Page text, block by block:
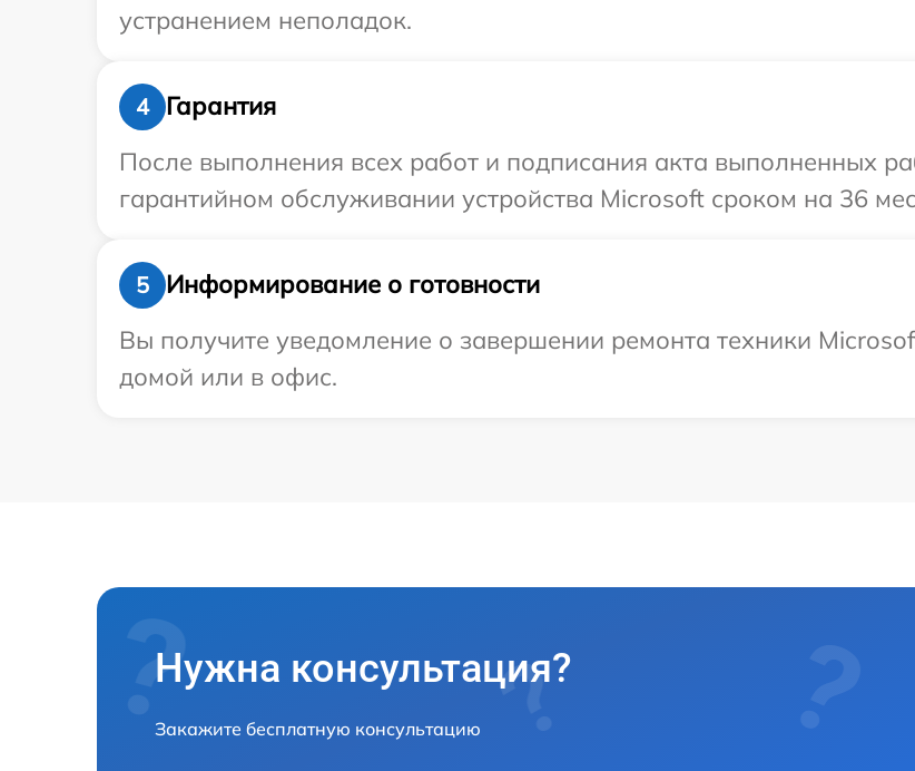
устранением неполадок.
4
Гарантия
После выполнения всех работ и подписания акта выполненных
гарантийном обслуживании устройства Microsoft сроком на 36
5
Информирование о готовности
Вы получите уведомление о завершении ремонта техники
домой или в офис.
Нужна консультация?
Закажите бесплатную консультацию